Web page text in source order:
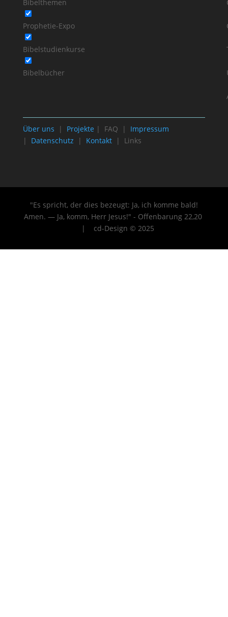
Bibelthemen
Prophetie-Expo
Bibelstudienkurse
Bibelbücher
Über uns | Projekte | FAQ | Impressum
| Datenschutz | Kontakt| Links
"Es spricht, der dies bezeugt: Ja, ich komme bald!
Amen. — Ja, komm, Herr Jesus!" - Offenbarung 22,20
| cd-Design © 2025